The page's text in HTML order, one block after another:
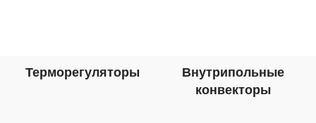
Терморегуляторы
Внутрипольные
конвекторы